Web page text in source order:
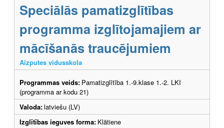
Speciālās pamatizglītības
programma izglītojamajiem ar
mācīšanās traucējumiem
Aizputes vidusskola
Programmas veids: Pamatizglītība 1.-9.klase 1.-2. LKI
(programma ar kodu 21)
Valoda:latviešu (LV)
Izglītības ieguves forma: Klātiene